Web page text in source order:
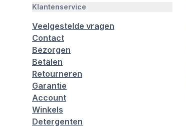
Klantenservice
Veelgestelde vragen
Contact
Bezorgen
Betalen
Retourneren
Garantie
Account
Winkels
Detergenten